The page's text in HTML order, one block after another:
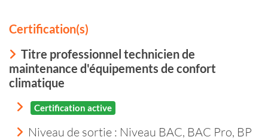
Certification(s)
Titre professionnel technicien de
maintenance d'équipements de confort
climatique
Certification active
Niveau de sortie : Niveau BAC, BAC Pro, BP